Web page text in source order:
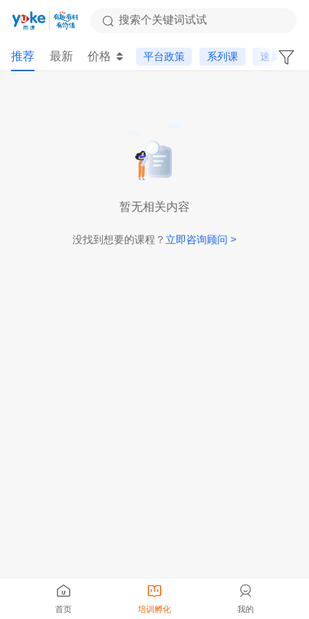
搜索个关键词试试
推荐 最新 价格 平台政策 系列课 速卖通
暂无相关内容
没找到想要的课程？ 立即咨询顾问 >
首页 培训孵化 我的